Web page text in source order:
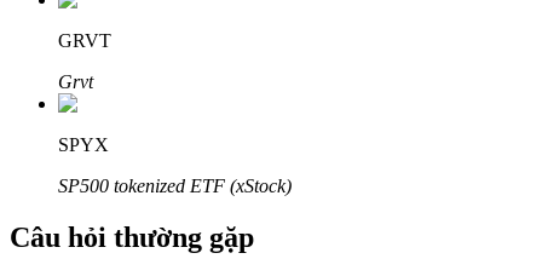
Đối tác Bitrue
Lên đến 65% hoa hồng!
GRVT
Grvt
SPYX
SP500 tokenized ETF (xStock)
Câu hỏi thường gặp